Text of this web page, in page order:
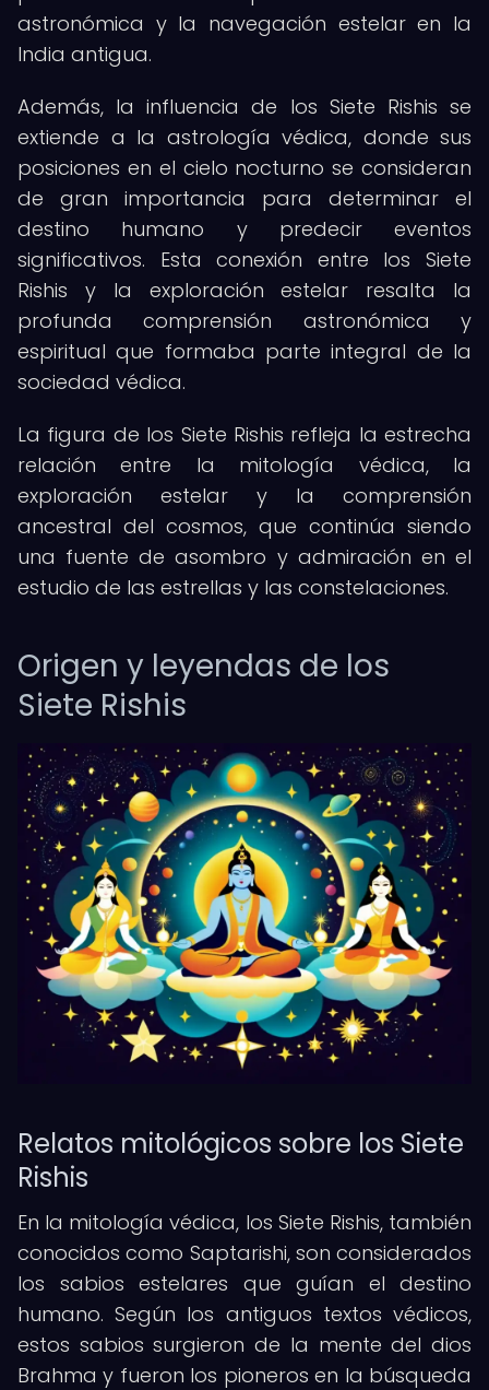
astronómica y la navegación estelar en la
India antigua.
Además, la influencia de los Siete Rishis se
extiende a la astrología védica, donde sus
posiciones en el cielo nocturno se consideran
de gran importancia para determinar el
destino humano y predecir eventos
significativos. Esta conexión entre los Siete
Rishis y la exploración estelar resalta la
profunda comprensión astronómica y
espiritual que formaba parte integral de la
sociedad védica.
La figura de los Siete Rishis refleja la estrecha
relación entre la mitología védica, la
exploración estelar y la comprensión
ancestral del cosmos, que continúa siendo
una fuente de asombro y admiración en el
estudio de las estrellas y las constelaciones.
Origen y leyendas de los
Siete Rishis
Relatos mitológicos sobre los Siete
Rishis
En la mitología védica, los Siete Rishis, también
conocidos como Saptarishi, son considerados
los sabios estelares que guían el destino
humano. Según los antiguos textos védicos,
estos sabios surgieron de la mente del dios
Brahma y fueron los pioneros en la búsqueda